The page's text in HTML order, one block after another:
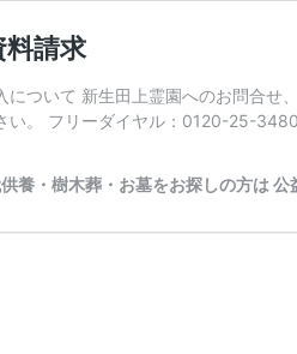
請求
について 新生田上霊園へのお問合
い。 フリーダイヤル：0120-25-
養・樹木葬・お墓をお探しの方は